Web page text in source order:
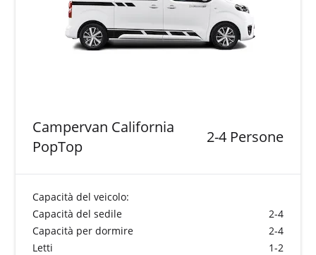
Campervan California
PopTop
2-4 Persone
Capacità del veicolo:
Capacità del sedile
2-4
Capacità per dormire
2-4
Letti
1-2